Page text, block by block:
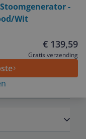
Stoomgenerator -
Wit
€ 139,59
Gratis verzending